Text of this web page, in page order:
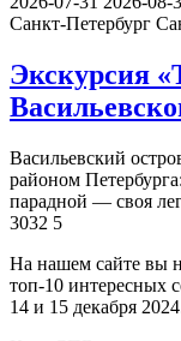
Санкт-Петербург
Экскурсия
Васильевский
районом
парадной — своя
3032 5
На нашем сайте вы
топ-10 интересных
14 и 15 декабря